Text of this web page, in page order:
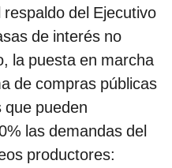
del Ejecutivo
de interés no
la puesta en marcha
de compras públicas
pueden
las demandas del
productores: